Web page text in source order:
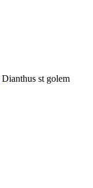
Dianthus st golem